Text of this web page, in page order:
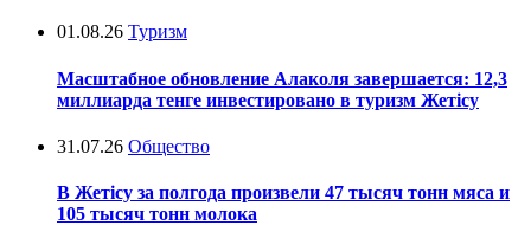
01.08.26 Туризм
Масштабное обновление Алаколя завершается: 12,3
миллиарда тенге инвестировано в туризм Жетісу
31.07.26 Общество
В Жетісу за полгода произвели 47 тысяч тонн мяса и
105 тысяч тонн молока